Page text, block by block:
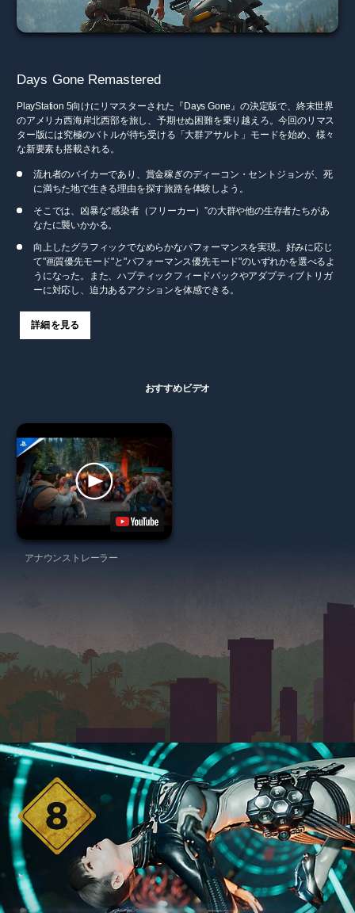
Days Gone Remastered
PlayStation 5向けにリマスターされた『Days Gone』の決定版で、終末世界
のアメリカ西海岸北西部を旅し、予期せぬ困難を乗り越えろ。今回のリマス
ター版には究極のバトルが待ち受ける「大群アサルト」モードを始め、様々
な新要素も搭載される。
流れ者のバイカーであり、賞金稼ぎのディーコン・セントジョンが、死
に満ちた地で生きる理由を探す旅路を体験しよう。
そこでは、凶暴な“感染者（フリーカー）”の大群や他の生存者たちがあ
なたに襲いかかる。
向上したグラフィックでなめらかなパフォーマンスを実現。好みに応じ
て"画質優先モード"と"パフォーマンス優先モード"のいずれかを選べるよ
うになった。また、ハプティックフィードバックやアダプティブトリガ
ーに対応し、迫力あるアクションを体感できる。
詳細を見る
おすすめビデオ
アナウンストレーラー